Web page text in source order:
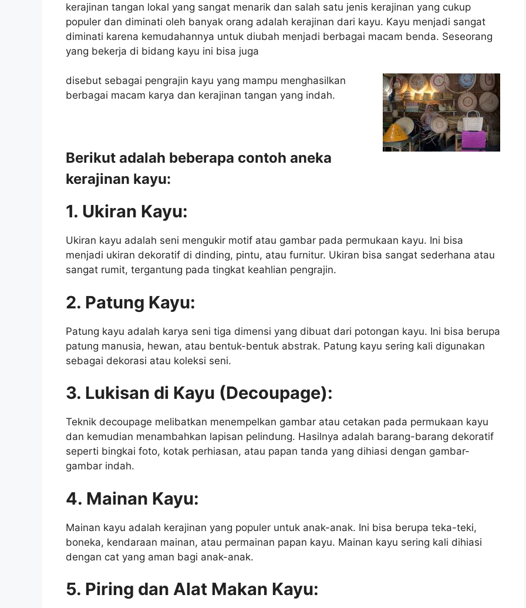
kerajinan tangan lokal yang sangat menarik dan salah satu jenis kerajinan yang cukup
populer dan diminati oleh banyak orang adalah kerajinan dari kayu. Kayu menjadi sangat
diminati karena kemudahannya untuk diubah menjadi berbagai macam benda. Seseorang
yang bekerja di bidang kayu ini bisa juga
disebut sebagai pengrajin kayu yang mampu menghasilkan
berbagai macam karya dan kerajinan tangan yang indah.
Berikut adalah beberapa contoh aneka
kerajinan kayu:
1. Ukiran Kayu:
Ukiran kayu adalah seni mengukir motif atau gambar pada permukaan kayu. Ini bisa
menjadi ukiran dekoratif di dinding, pintu, atau furnitur. Ukiran bisa sangat sederhana atau
sangat rumit, tergantung pada tingkat keahlian pengrajin.
2. Patung Kayu:
Patung kayu adalah karya seni tiga dimensi yang dibuat dari potongan kayu. Ini bisa berupa
patung manusia, hewan, atau bentuk-bentuk abstrak. Patung kayu sering kali digunakan
sebagai dekorasi atau koleksi seni.
3. Lukisan di Kayu (Decoupage):
Teknik decoupage melibatkan menempelkan gambar atau cetakan pada permukaan kayu
dan kemudian menambahkan lapisan pelindung. Hasilnya adalah barang-barang dekoratif
seperti bingkai foto, kotak perhiasan, atau papan tanda yang dihiasi dengan gambar-
gambar indah.
4. Mainan Kayu:
Mainan kayu adalah kerajinan yang populer untuk anak-anak. Ini bisa berupa teka-teki,
boneka, kendaraan mainan, atau permainan papan kayu. Mainan kayu sering kali dihiasi
dengan cat yang aman bagi anak-anak.
5. Piring dan Alat Makan Kayu: